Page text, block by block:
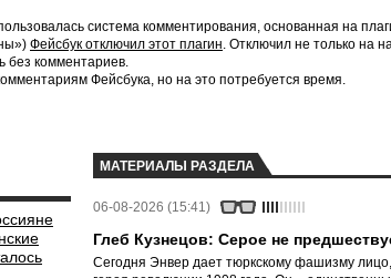
система комментирования, основанная на
Фейсбук отключил этот плагин. Отключил не только на
без комментариев.
Фейсбука, но на это потребуется время.
МАТЕРИАЛЫ РАЗДЕЛА
06-08-2026 (15:41)
Глеб Кузнецов: Серое не
Сегодня Энвер дает тюркскому фашизму